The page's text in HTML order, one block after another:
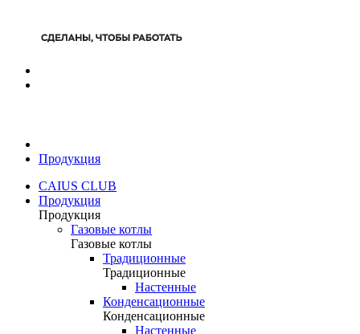
Продукция
CAIUS CLUB
Продукция
Продукция
Газовые котлы
Газовые котлы
Традиционные
Традиционные
Настенные
Конденсационные
Конденсационные
Настенные